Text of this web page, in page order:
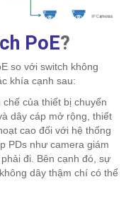
PoE?
so với switch không
khía cạnh sau:
của thiết bị chuyển
dây cáp mở rộng, thiết
cao đối với hệ thống
PDs như camera giám
đi. Bên cạnh đó, sự
dây thậm chí có thể